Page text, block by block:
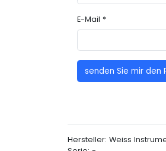
E-Mail *
senden Sie mir den
Hersteller: Weiss